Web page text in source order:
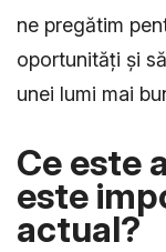
ne pregătim
oportunități și
unei lumi mai
Ce este
este
actual?